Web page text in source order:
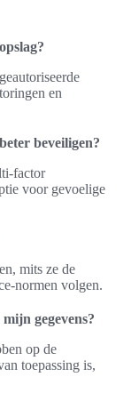
en
beveiligen?
factor
voor gevoelige
mits ze de
normen volgen.
gegevens?
op de
toepassing is,